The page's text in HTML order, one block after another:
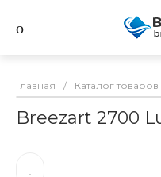
Главная / Каталог товаров
Breezart 2700